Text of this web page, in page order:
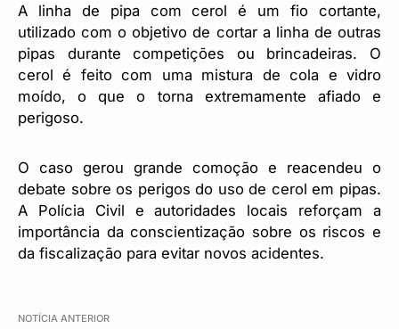
A linha de pipa com cerol é um fio cortante,
utilizado com o objetivo de cortar a linha de outras
pipas durante competições ou brincadeiras. O
cerol é feito com uma mistura de cola e vidro
moído, o que o torna extremamente afiado e
perigoso.
O caso gerou grande comoção e reacendeu o
debate sobre os perigos do uso de cerol em pipas.
A Polícia Civil e autoridades locais reforçam a
importância da conscientização sobre os riscos e
da fiscalização para evitar novos acidentes.
NOTÍCIA ANTERIOR